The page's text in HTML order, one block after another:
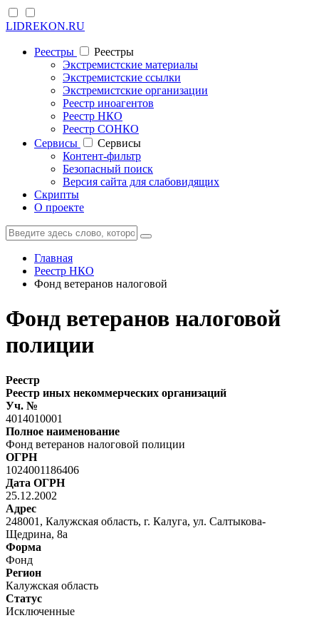
LIDREKON.RU
Реестры
Реестры
Экстремистские материалы
Экстремистские ссылки
Экстремистские организации
Реестр иноагентов
Реестр НКО
Реестр СОНКО
Cервисы
Cервисы
Контент-фильтр
Безопасный поиск
Версия сайта для слабовидящих
Скрипты
О проекте
Главная
Реестр НКО
Фонд ветеранов налоговой
Фонд ветеранов налоговой
полиции
Реестр
Реестр иных некоммерческих организаций
Уч. №
4014010001
Полное наименование
Фонд ветеранов налоговой полиции
ОГРН
1024001186406
Дата ОГРН
25.12.2002
Адрес
248001, Калужская область, г. Калуга, ул. Салтыкова-
Щедрина, 8а
Форма
Фонд
Регион
Калужская область
Статус
Исключенные